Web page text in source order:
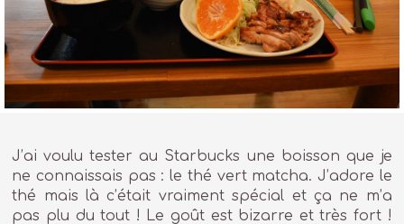
J’ai voulu tester au Starbucks une boisson que je
ne connaissais pas : le thé vert matcha. J’adore le
thé mais là c’était vraiment spécial et ça ne m’a
pas plu du tout ! Le goût est bizarre et très fort !